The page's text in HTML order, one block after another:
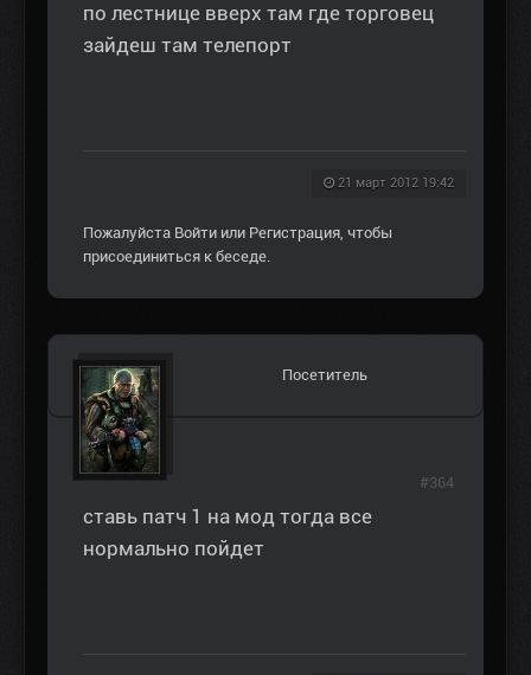
по лестнице вверх там где торговец
зайдеш там телепорт
21 март 2012 19:42
Пожалуйста Войти или Регистрация, чтобы
присоединиться к беседе.
Посетитель
ставь патч 1 на мод тогда все
нормально пойдет
#364